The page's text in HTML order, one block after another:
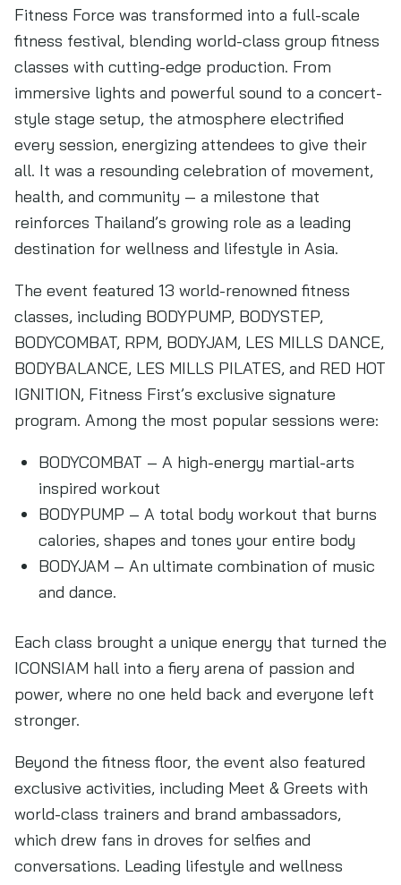
Fitness Force was transformed into a full-scale
fitness festival, blending world-class group fitness
classes with cutting-edge production. From
immersive lights and powerful sound to a concert-
style stage setup, the atmosphere electrified
every session, energizing attendees to give their
all. It was a resounding celebration of movement,
health, and community — a milestone that
reinforces Thailand’s growing role as a leading
destination for wellness and lifestyle in Asia.
The event featured 13 world-renowned fitness
classes, including BODYPUMP, BODYSTEP,
BODYCOMBAT, RPM, BODYJAM, LES MILLS DANCE,
BODYBALANCE, LES MILLS PILATES, and RED HOT
IGNITION, Fitness First’s exclusive signature
program. Among the most popular sessions were:
BODYCOMBAT – A high-energy martial-arts
inspired workout
BODYPUMP – A total body workout that burns
calories, shapes and tones your entire body
BODYJAM – An ultimate combination of music
and dance.
Each class brought a unique energy that turned the
ICONSIAM hall into a fiery arena of passion and
power, where no one held back and everyone left
stronger.
Beyond the fitness floor, the event also featured
exclusive activities, including Meet & Greets with
world-class trainers and brand ambassadors,
which drew fans in droves for selfies and
conversations. Leading lifestyle and wellness